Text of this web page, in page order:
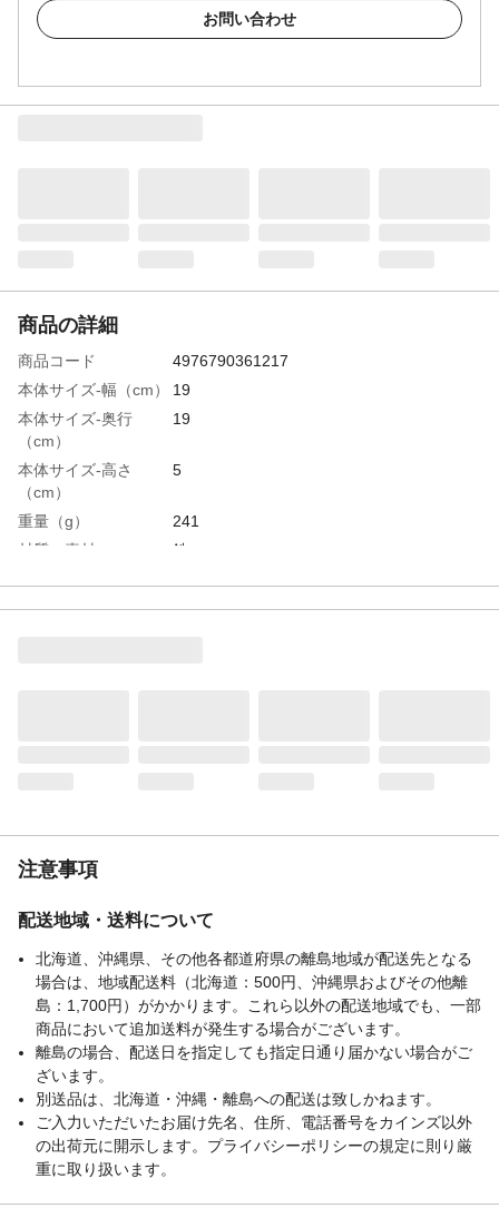
お問い合わせ
商品の詳細
商品コード
4976790361217
本体サイズ-幅（cm）
19
本体サイズ-奥行
（cm）
19
本体サイズ-高さ
（cm）
5
重量（g）
241
材質・素材
鉄
注意事項
配送地域・送料について
北海道、沖縄県、その他各都道府県の離島地域が配送先となる
場合は、地域配送料（北海道：500円、沖縄県およびその他離
島：1,700円）がかかります。これら以外の配送地域でも、一部
商品において追加送料が発生する場合がございます。
離島の場合、配送日を指定しても指定日通り届かない場合がご
ざいます。
別送品は、北海道・沖縄・離島への配送は致しかねます。
ご入力いただいたお届け先名、住所、電話番号をカインズ以外
の出荷元に開示します。プライバシーポリシーの規定に則り厳
重に取り扱います。